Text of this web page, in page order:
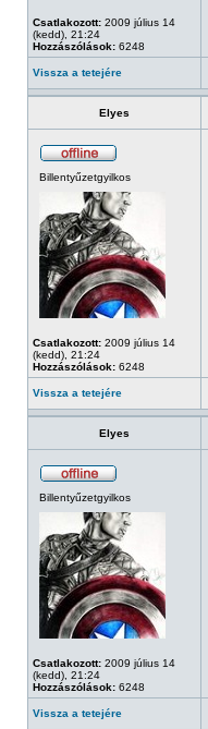
Csatlakozott: 2009 július 14
(kedd), 21:24
Hozzászólások: 6248
Vissza a tetejére
Elyes
Billentyűzetgyilkos
Csatlakozott: 2009 július 14
(kedd), 21:24
Hozzászólások: 6248
Vissza a tetejére
Elyes
Billentyűzetgyilkos
Csatlakozott: 2009 július 14
(kedd), 21:24
Hozzászólások: 6248
Vissza a tetejére